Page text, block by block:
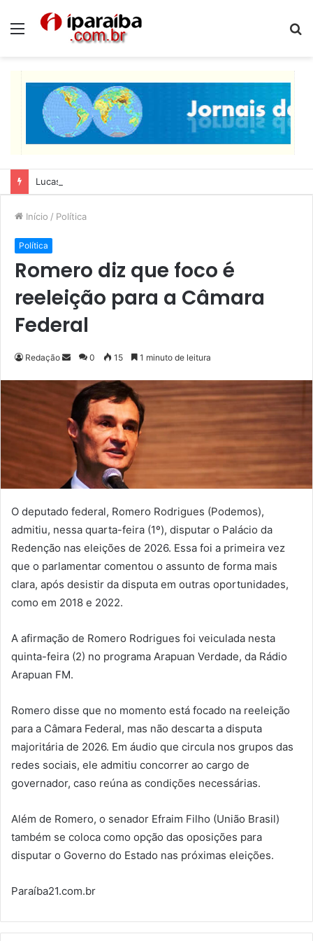
Menu
Início / Política
Política
Romero diz que foco é
reeleição para a Câmara
Federal
Redação
d
e
u
m
e
-
m
a
0 15 1 minuto de leitura
O deputado federal, Romero Rodrigues (Podemos),
admitiu, nessa quarta-feira (1º), disputar o Palácio da
Redenção nas eleições de 2026. Essa foi a primeira vez
que o parlamentar comentou o assunto de forma mais
clara, após desistir da disputa em outras oportunidades,
como em 2018 e 2022.
A afirmação de Romero Rodrigues foi veiculada nesta
quinta-feira (2) no programa Arapuan Verdade, da Rádio
Arapuan FM.
Romero disse que no momento está focado na reeleição
para a Câmara Federal, mas não descarta a disputa
majoritária de 2026. Em áudio que circula nos grupos das
redes sociais, ele admitiu concorrer ao cargo de
governador, caso reúna as condições necessárias.
Além de Romero, o senador Efraim Filho (União Brasil)
também se coloca como opção das oposições para
disputar o Governo do Estado nas próximas eleições.
Paraíba21.com.br